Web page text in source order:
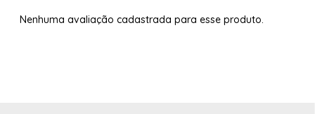
Nenhuma avaliação cadastrada para esse produto.